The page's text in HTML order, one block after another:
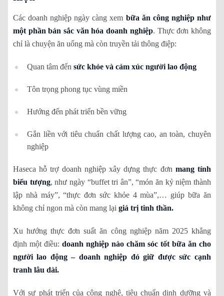
Các doanh nghiệp ngày càng xem bữa ăn công nghiệp như
một phần bản sắc văn hóa doanh nghiệp. Thực đơn không
chỉ là chuyện ăn uống mà còn truyền tải thông điệp:
Quan tâm đến sức khỏe và cảm xúc người lao động
Tôn trọng phong tục vùng miền
Hướng đến phát triển bền vững
Gắn liền với tiêu chuẩn chất lượng cao, an toàn, chuyên
nghiệp
Haseca hỗ trợ doanh nghiệp xây dựng thực đơn mang tính
biểu tượng, như ngày “buffet tri ân”, “món ăn kỷ niệm thành
lập nhà máy”, “thực đơn sức khỏe 4 mùa”,… giúp bữa ăn
không chỉ ngon mà còn mang lại giá trị tinh thần.
Xu hướng thực đơn suất ăn công nghiệp năm 2025 khẳng
định một điều: doanh nghiệp nào chăm sóc tốt bữa ăn cho
người lao động – doanh nghiệp đó giữ được sức cạnh
tranh lâu dài.
Với sự phát triển của công nghệ, tiêu chuẩn dinh dưỡng và